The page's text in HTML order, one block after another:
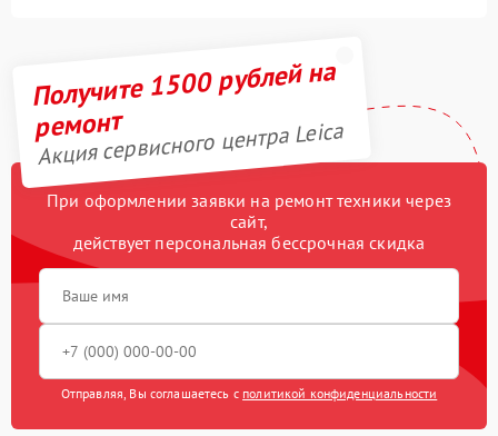
Получите 1500 рублей на
ремонт
Акция сервисного центра Leica
При оформлении заявки на ремонт техники через
сайт,
действует персональная бессрочная скидка
Отправляя, Вы соглашаетесь с политикой конфиденциальности